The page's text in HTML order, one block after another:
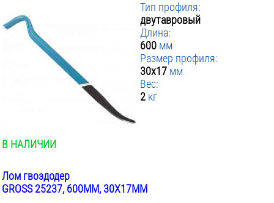
Тип профиля:
двутавровый
Длина:
600 мм
Размер профиля:
30x17 мм
Вес:
2 кг
В НАЛИЧИИ
Лом гвоздодер
GROSS 25237, 600ММ, 30X17ММ